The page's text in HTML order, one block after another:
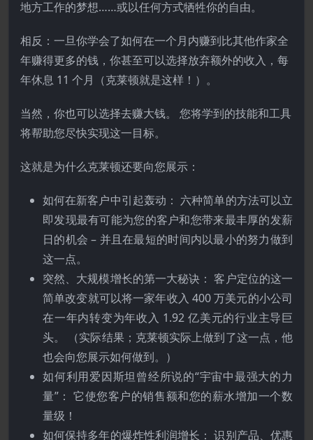
地方工作的梦想……或以任何方式牺牲你的自由。
相反：一旦你学会了如何在一个月内赚到比其他作家全
年赚得更多的钱，你甚至可以选择放弃额外的收入，每
年休息 11 个月（克莱顿就是这样！）。
当然，你也可以选择去赚大钱。 您将学到的技能和工具
将帮助您尽快实现这一目标。
这就是为什么克莱顿还要向您展示：
如何在新客户中引起轰动： 六种简单的方法可以立
即发现最有可能为您的客户和您带来最丰厚的发薪
日的机会 – 并且在最短的时间内以最小的努力做到
这一点。
突然、大规模增长的第一大秘诀： 客户定位的这一
简单改变就可以将一家年收入 400 万美元的小公司
在一年内转变为年收入 1.92 亿美元的行业主导巨
头。 （实际结果；克莱顿实际上做到了这一点，他
也会向您展示如何做到。）
如何利用爱因斯坦曾经所说的“宇宙中最强大的力
量”： 它使您客户的销售额和您的薪水增加一个数
量级！
如何保持多年的爆炸性利润增长： 识别产品、优惠